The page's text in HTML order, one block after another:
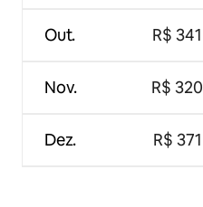
Out.
Nov.
Dez.
R$ 341
R$ 320
R$ 371